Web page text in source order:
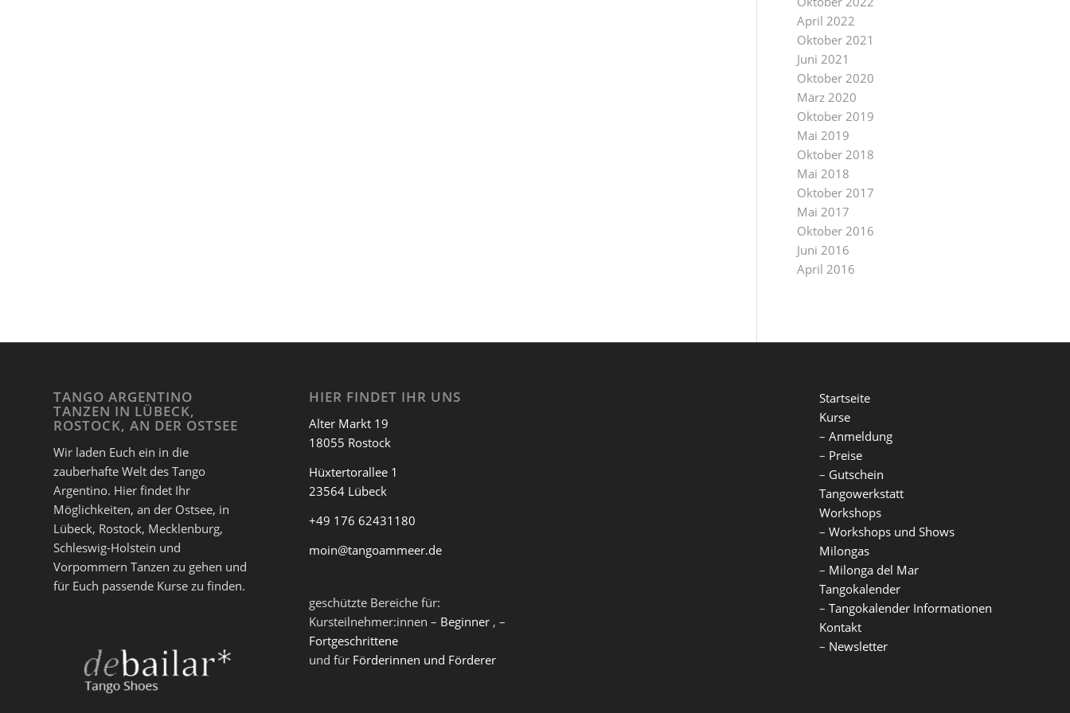
April 2022
Oktober 2021
Juni 2021
Oktober 2020
März 2020
Oktober 2019
Mai 2019
Oktober 2018
Mai 2018
Oktober 2017
Mai 2017
Oktober 2016
Juni 2016
April 2016
TANGO ARGENTINO
TANZEN IN LÜBECK,
ROSTOCK, AN DER OSTSEE
Wir laden Euch ein in die
zauberhafte Welt des Tango
Argentino. Hier findet Ihr
Möglichkeiten, an der Ostsee, in
Lübeck, Rostock, Mecklenburg,
Schleswig-Holstein und
Vorpommern Tanzen zu gehen und
für Euch passende Kurse zu finden.
HIER FINDET IHR UNS
Alter Markt 19
18055 Rostock
Hüxtertorallee 1
23564 Lübeck
+49 176 62431180
moin@tangoammeer.de
geschützte Bereiche für:
Kursteilnehmer:innen – Beginner, –
Fortgeschrittene
und für Förderinnen und Förderer
Startseite
Kurse
– Anmeldung
– Preise
– Gutschein
Tangowerkstatt
Workshops
– Workshops und Shows
Milongas
– Milonga del Mar
Tangokalender
– Tangokalender Informationen
Kontakt
– Newsletter